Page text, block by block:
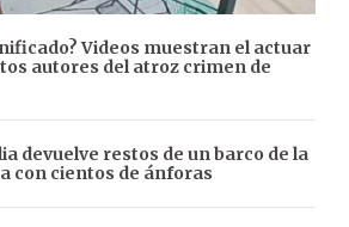
Videos muestran el actuar
autores del atroz crimen de
devuelve restos de un barco de la
con cientos de ánforas